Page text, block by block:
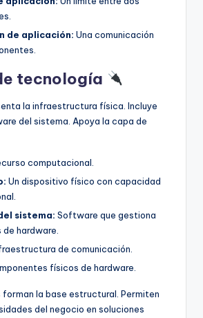
de aplicación: Una comunicación
tecnología
la infraestructura física. Incluye
del sistema. Apoya la capa de
computacional.
Un dispositivo físico con capacidad
sistema: Software que gestiona
de hardware.
de comunicación.
físicos de hardware.
la base estructural. Permiten
del negocio en soluciones